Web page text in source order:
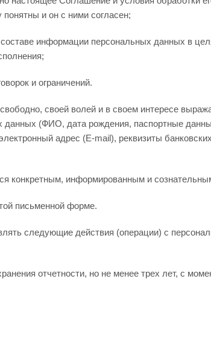
и он с ними согласен;
информации персональных данных в
и ограничений.
своей волей и в своем интересе
данных (ФИО, дата рождения, паспортные
адрес (E-mail), реквизиты
конкретным, информированным и
письменной форме.
следующие действия (операции) с
отчетности, но не менее трех лет, с